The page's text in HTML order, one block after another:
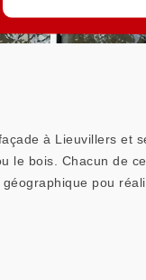
à Lieuvillers et
le bois. Chacun de
pou